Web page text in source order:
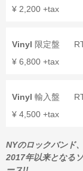
¥ 2,200 +tax
Vinyl 限定盤
¥ 6,800 +tax
Vinyl 輸入盤
¥ 4,500 +tax
NYのロックバンド
2017年以来となる